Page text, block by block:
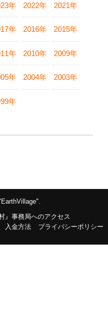
年 2022年 2021年
年 2016年 2015年
年 2010年 2009年
年 2004年 2003年
年
』事務局へのアクセス
入金方法 プライバシーポリシー